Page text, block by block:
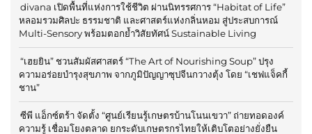
divana เปิดพื้นที่แห่งการใช้ชีวิต ผ่านนิทรรศการ “Habitat of Life”
หลอมรวมศิลปะ ธรรมชาติ และศาสตร์แห่งกลิ่นหอม สู่ประสบการณ์
Multi-Sensory พร้อมตอกย้ำวิสัยทัศน์ Sustainable Living
“เฮยยิน” ชวนสัมผัสศาสตร์ “The Art of Nourishing Soup” ปรุง
ความอร่อยบำรุงสุขภาพ จากภูมิปัญญาซุปจีนกวางตุ้ง โดย “เชฟแจ็คกี้
ชาน”
ซีพี แอ็กซ์ตร้า จัดตั้ง “ศูนย์เรียนรู้เกษตรบ้านโนนเขวา” ถ่ายทอดองค์
ความรู้ เชื่อมโยงตลาด ยกระดับเกษตรกรไทยให้เติบโตอย่างยั่งยืน